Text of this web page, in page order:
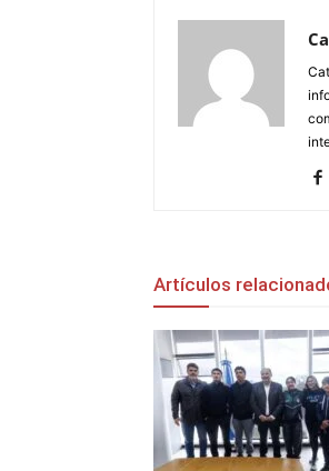
Artículos